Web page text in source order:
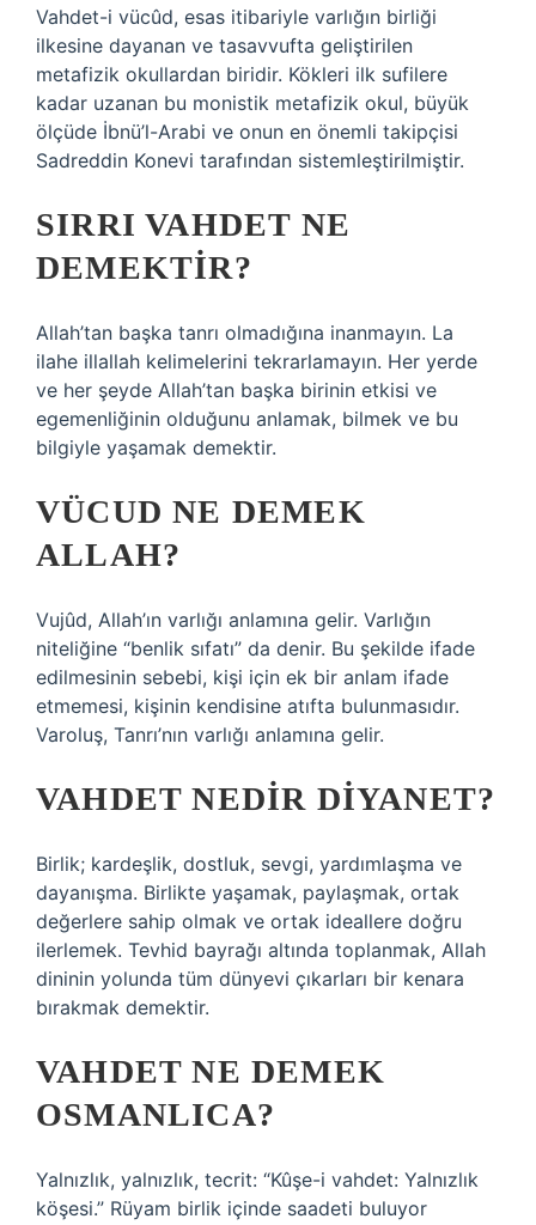
Vahdet-i vücûd, esas itibariyle varlığın birliği
ilkesine dayanan ve tasavvufta geliştirilen
metafizik okullardan biridir. Kökleri ilk sufilere
kadar uzanan bu monistik metafizik okul, büyük
ölçüde İbnü’l-Arabi ve onun en önemli takipçisi
Sadreddin Konevi tarafından sistemleştirilmiştir.
SIRRI VAHDET NE
DEMEKTIR?
Allah’tan başka tanrı olmadığına inanmayın. La
ilahe illallah kelimelerini tekrarlamayın. Her yerde
ve her şeyde Allah’tan başka birinin etkisi ve
egemenliğinin olduğunu anlamak, bilmek ve bu
bilgiyle yaşamak demektir.
VÜCUD NE DEMEK
ALLAH?
Vujûd, Allah’ın varlığı anlamına gelir. Varlığın
niteliğine “benlik sıfatı” da denir. Bu şekilde ifade
edilmesinin sebebi, kişi için ek bir anlam ifade
etmemesi, kişinin kendisine atıfta bulunmasıdır.
Varoluş, Tanrı’nın varlığı anlamına gelir.
VAHDET NEDIR DIYANET?
Birlik; kardeşlik, dostluk, sevgi, yardımlaşma ve
dayanışma. Birlikte yaşamak, paylaşmak, ortak
değerlere sahip olmak ve ortak ideallere doğru
ilerlemek. Tevhid bayrağı altında toplanmak, Allah
dininin yolunda tüm dünyevi çıkarları bir kenara
bırakmak demektir.
VAHDET NE DEMEK
OSMANLICA?
Yalnızlık, yalnızlık, tecrit: “Kûşe-i vahdet: Yalnızlık
köşesi.” Rüyam birlik içinde saadeti buluyor